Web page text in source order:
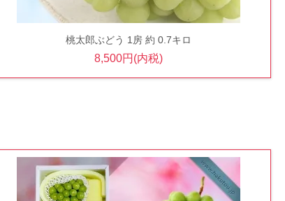
桃太郎ぶどう 1房 約 0.7キロ
8,500円(内税)